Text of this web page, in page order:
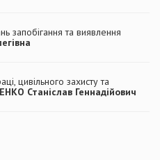
запобігання та виявлення
цивільного захисту та
Станіслав Геннадійович